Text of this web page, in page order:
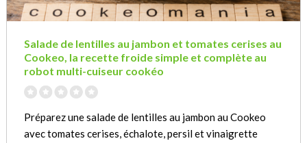
Salade de lentilles au jambon et tomates cerises au
Cookeo, la recette froide simple et complète au
robot multi-cuiseur cookéo
Préparez une salade de lentilles au jambon au Cookeo
avec tomates cerises, échalote, persil et vinaigrette